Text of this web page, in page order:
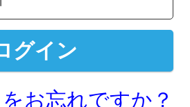
お忘れですか？